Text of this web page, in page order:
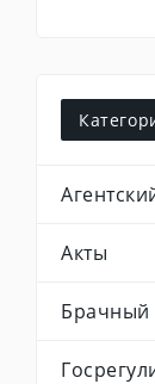
Акты
Брачный